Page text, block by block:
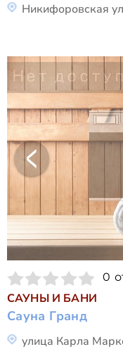
Никифоровская
0
САУНЫ И БАНИ
Сауна Гранд
улица Карла